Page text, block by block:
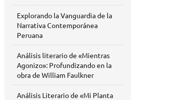
Explorando la Vanguardia de la
Narrativa Contemporánea
Peruana
Análisis literario de «Mientras
Agonizo»: Profundizando en la
obra de William Faulkner
Análisis Literario de «Mi Planta